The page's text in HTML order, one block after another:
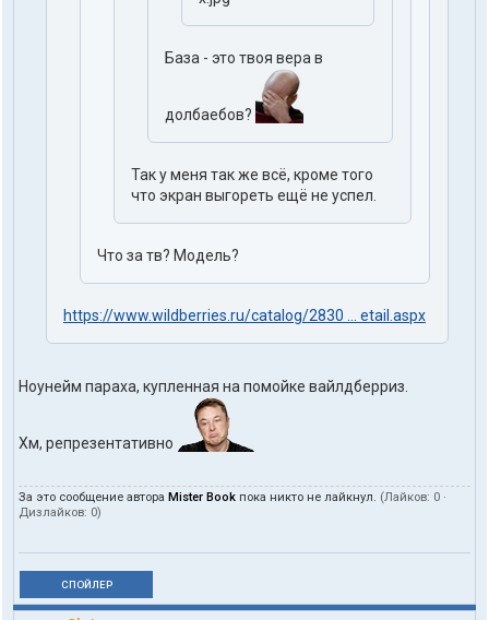
База - это твоя вера в
долбаебов?
Так у меня так же всё, кроме того
что экран выгореть ещё не успел.
Что за тв? Модель?
https://www.wildberries.ru/catalog/2830 ... etail.aspx
Ноунейм параха, купленная на помойке вайлдберриз.
Хм, репрезентативно
За это сообщение автора Mister Book пока никто не лайкнул. (Лайков: 0 ·
Дизлайков: 0)
СПОЙЛЕР